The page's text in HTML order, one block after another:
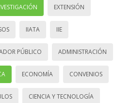
EXTENSIÓN
IIATA IIE
PÚBLICO ADMINISTRACIÓN
ECONOMÍA CONVENIOS
CIENCIA Y TECNOLOGÍA